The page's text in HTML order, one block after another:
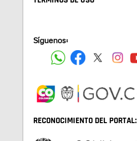
Síguenos:
RECONOCIMIENTO DEL PORTAL: